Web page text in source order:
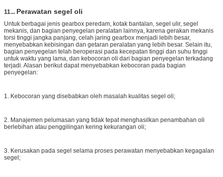
11... Perawatan segel oli
Untuk berbagai jenis gearbox peredam, kotak bantalan, segel ulir, segel
mekanis, dan bagian penyegelan peralatan lainnya, karena gerakan mekanis
torsi tinggi jangka panjang, celah jaring gearbox menjadi lebih besar,
menyebabkan kebisingan dan getaran peralatan yang lebih besar. Selain itu,
bagian penyegelan telah beroperasi pada kecepatan tinggi dan suhu tinggi
untuk waktu yang lama, dan kebocoran oli dari bagian penyegelan terkadang
terjadi. Alasan berikut dapat menyebabkan kebocoran pada bagian
penyegelan:
1. Kebocoran yang disebabkan oleh masalah kualitas segel oli;
2. Manajemen pelumasan yang tidak tepat menghasilkan penambahan oli
berlebihan atau penggilingan kering kekurangan oli;
3. Kerusakan pada segel selama proses perawatan menyebabkan kegagalan
segel;